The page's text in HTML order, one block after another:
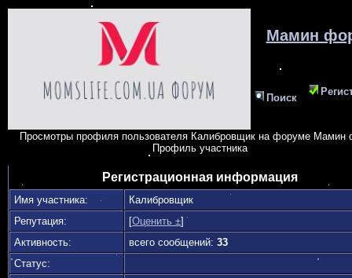
Мамин
Поиск
Просмотры профиля пользователя Калибровщик на форуме Мамин
Профиль участника
Регистрационная информация
Имя участника:
Калибровщик
Репутация:
[Оценить ±]
Активность:
всего сообщений: 33
Статус: